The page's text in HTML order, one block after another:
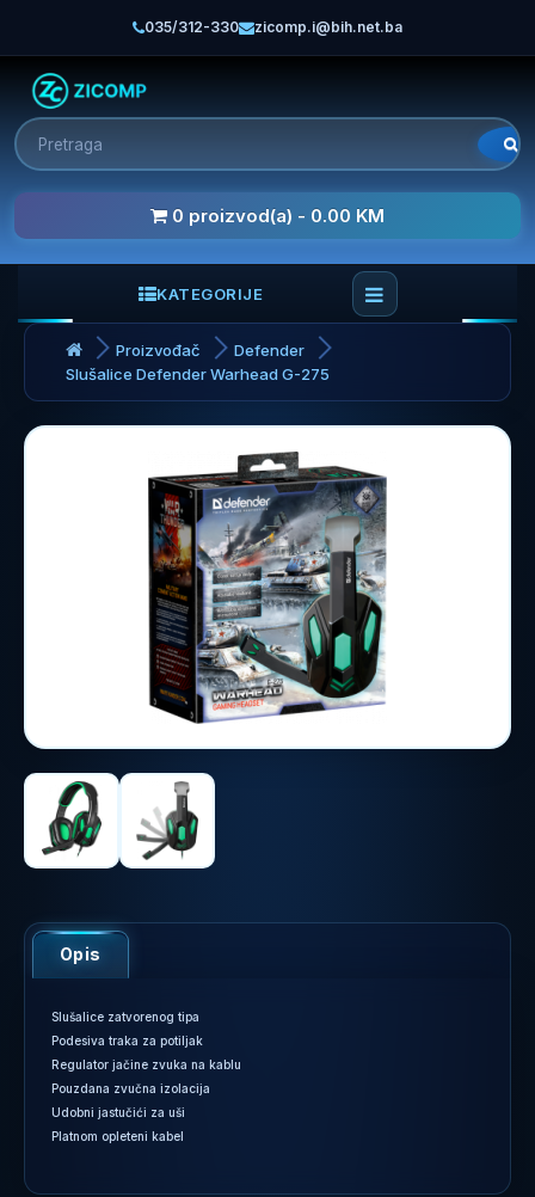
035/312-330 zicomp.i@bih.net.ba
0 proizvod(a) - 0.00 KM
KATEGORIJE
Proizvođač
Defender
Slušalice Defender Warhead G-275
Opis
Slušalice zatvorenog tipa
Podesiva traka za potiljak
Regulator jačine zvuka na kablu
Pouzdana zvučna izolacija
Udobni jastučići za uši
Platnom opleteni kabel